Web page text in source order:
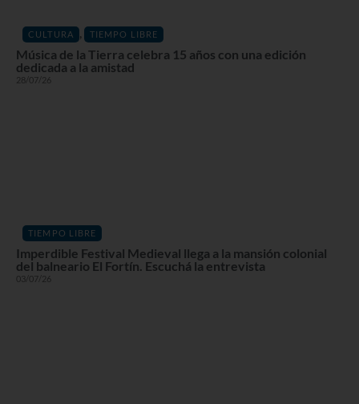
CULTURA , TIEMPO LIBRE
Música de la Tierra celebra 15 años con una edición
dedicada a la amistad
28/07/26
TIEMPO LIBRE
Imperdible Festival Medieval llega a la mansión colonial
del balneario El Fortín. Escuchá la entrevista
03/07/26